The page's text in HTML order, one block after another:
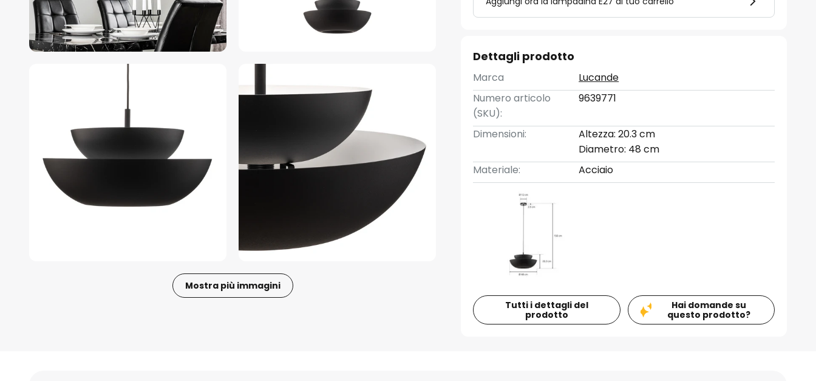
Mostra più immagini
Dettagli prodotto
Marca
Lucande
Numero articolo
(SKU):
9639771
Dimensioni:
Altezza: 20.3 cm
Diametro: 48 cm
Materiale:
Acciaio
Tutti i dettagli del
prodotto
Hai domande su
questo prodotto?